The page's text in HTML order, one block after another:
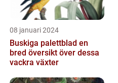
08 januari 2024
Buskiga palettblad en
bred översikt över dessa
vackra växter